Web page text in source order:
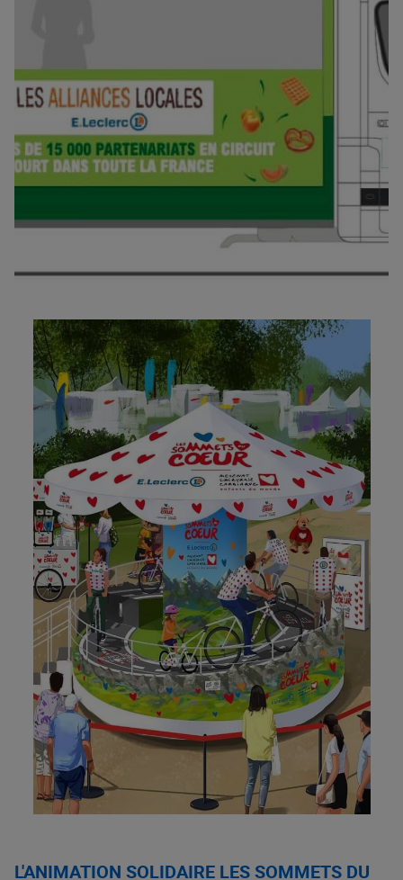
L'ANIMATION SOLIDAIRE LES SOMMETS DU